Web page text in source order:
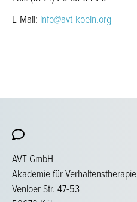
E-Mail: info@avt-koeln.org
AVT GmbH
Akademie für Verhaltenstherapie
Venloer Str. 47-53